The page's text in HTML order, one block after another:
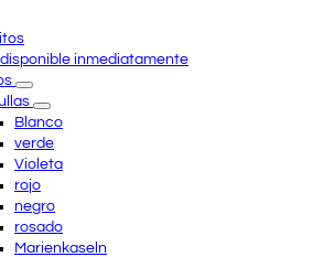
inmediatamente
Blanco
verde
Violeta
rojo
negro
rosado
Marienkaseln